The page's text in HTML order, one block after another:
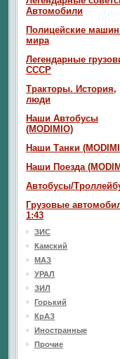
Автомобили
Полицейские
мира
Легендарные
СССР
Тракторы. История,
люди
Наши Автобусы
(MODIMIO)
Наши Танки
Наши Поезда
Автобусы/
Грузовые
1:43
ЗИС
Камский
МАЗ
УРАЛ
ЗИЛ
Горький
КрАЗ
Иностранные
Прочие